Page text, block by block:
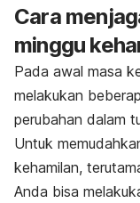
Cara
minggu
Pada awal masa
melakukan
perubahan dalam
Untuk
kehamilan,
Anda bisa